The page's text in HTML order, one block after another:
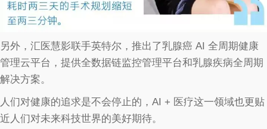
另外，汇医慧影联手英特尔，推出了乳腺癌 AI 全周期健康
管理云平台，提供全数据链监控管理平台和乳腺疾病全周期
解决方案。
人们对健康的追求是不会停止的，AI + 医疗这一领域也更贴
近人们对未来科技世界的美好期待。